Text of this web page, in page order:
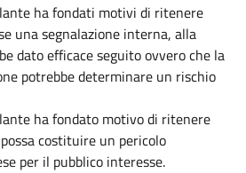
ha fondati motivi di ritenere
una segnalazione interna, alla
dato efficace seguito ovvero che la
potrebbe determinare un rischio
ha fondato motivo di ritenere
costituire un pericolo
per il pubblico interesse.